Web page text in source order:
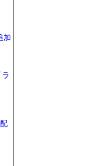
加